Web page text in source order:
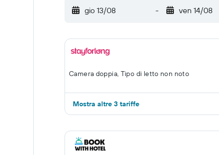
gio 13/08 - ven 14/08
Camera doppia, Tipo di letto non noto
Mostra altre 3 tariffe